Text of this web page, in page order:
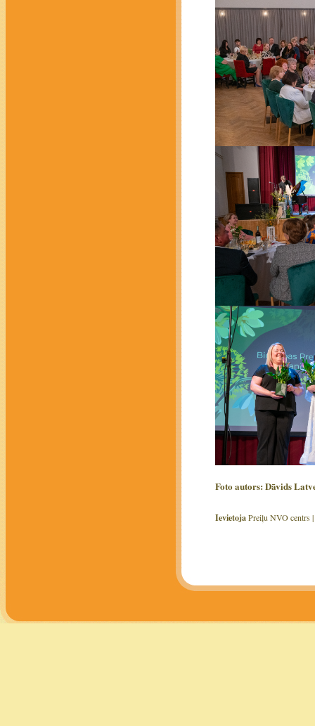
Foto autors: Dāvids
IevietojaPreiļu NVO centrs |